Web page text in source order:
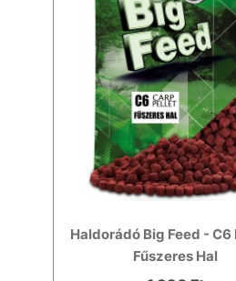
Haldorádó Big Feed - C6
Fűszeres Hal